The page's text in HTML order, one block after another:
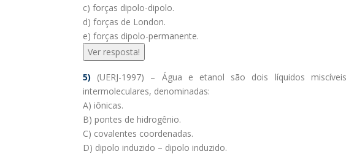
c) forças dipolo-dipolo.
d) forças de London.
e) forças dipolo-permanente.
Ver resposta!
5) (UERJ-1997) – Água e etanol são dois líquidos
intermoleculares, denominadas:
A) iônicas.
B) pontes de hidrogênio.
C) covalentes coordenadas.
D) dipolo induzido – dipolo induzido.